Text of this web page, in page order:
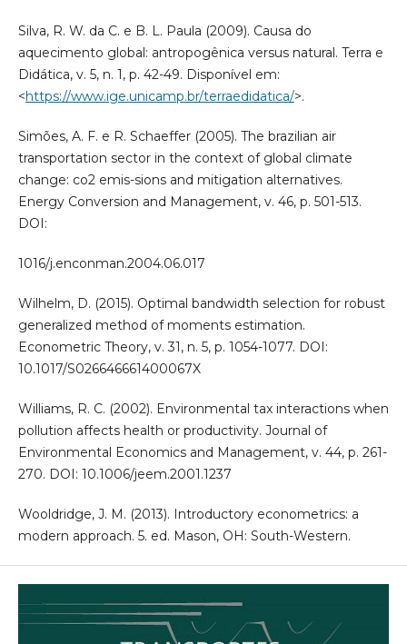
Silva, R. W. da C. e B. L. Paula (2009). Causa do
aquecimento global: antropogênica versus natural. Terra e
Didática, v. 5, n. 1, p. 42-49. Disponível em:
<https://www.ige.unicamp.br/terraedidatica/>.
Simões, A. F. e R. Schaeffer (2005). The brazilian air
transportation sector in the context of global climate
change: co2 emis-sions and mitigation alternatives.
Energy Conversion and Management, v. 46, p. 501-513.
DOI:
1016/j.enconman.2004.06.017
Wilhelm, D. (2015). Optimal bandwidth selection for robust
generalized method of moments estimation.
Econometric Theory, v. 31, n. 5, p. 1054-1077. DOI:
10.1017/S026646661400067X
Williams, R. C. (2002). Environmental tax interactions when
pollution affects health or productivity. Journal of
Environmental Economics and Management, v. 44, p. 261-
270. DOI: 10.1006/jeem.2001.1237
Wooldridge, J. M. (2013). Introductory econometrics: a
modern approach. 5. ed. Mason, OH: South-Western.